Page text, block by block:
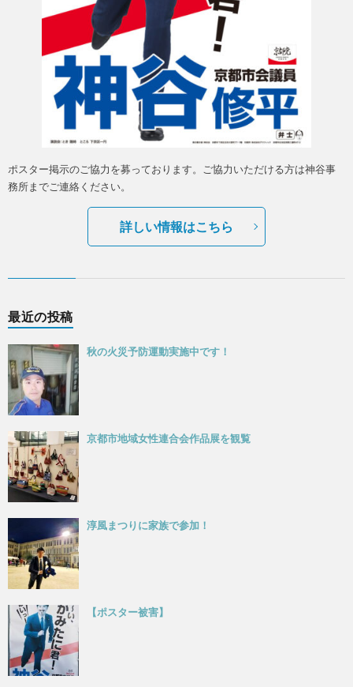
ポスター掲示のご協力を募っております。ご協力いただける方は神谷事
務所までご連絡ください。
詳しい情報はこちら
最近の投稿
秋の火災予防運動実施中です！
京都市地域女性連合会作品展を観覧
淳風まつりに家族で参加！
【ポスター被害】